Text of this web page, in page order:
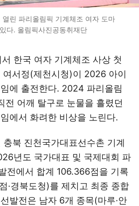
린 파리올림픽 기계체조 여자 도마
다. 올림픽사진공동취재단
한국 여자 기계체조 사상 첫
여서정(제천시청)이 2026 아이
에 출전한다. 2024 파리올림
전 어깨 탈구로 눈물을 흘렸던
에서 화려한 비상을 노린다.
충북 진천국가대표선수촌 기계
년도 국가대표 및 국제대회 파
전에서 합계 106.366점을 기록
·경북도청)를 제치고 최종 종합
발전은 남자 6개 종목(마루·안